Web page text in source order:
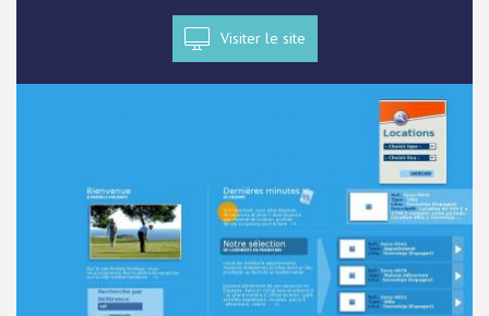
Visiter le site